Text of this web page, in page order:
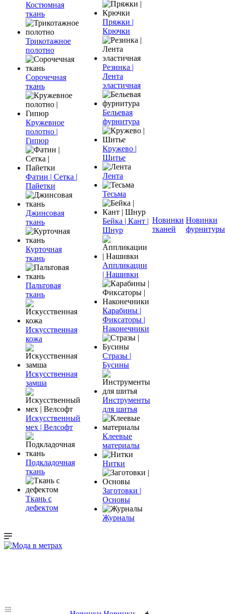
Костюмная
ткань
Трикотажное
полотно
Сорочечная
ткань
Кружевное
полотно |
Гипюр
Фатин | Сетка |
Пайетки
Джинсовая
ткань
Курточная
ткань
Пальтовая
ткань
Искусственная
кожа
Искусственная
замша
Искусственный
мех | Велсофт
Подкладочная
ткань
Ткань с
дефектом
Пряжки |
Крючки
Резинка |
Лента
эластичная
Бельевая
фурнитура
Кружево |
Шитье
Лента
Тесьма
Бейка | Кант |
Шнур
Аппликации
| Нашивки
Карабины |
Фиксаторы |
Наконечники
Стразы |
Бусины
Инструменты
для шитья
Клеевые
материалы
Нитки
Заготовки |
Основы
Журналы
Новинки
тканей
Новинки
фурнитуры